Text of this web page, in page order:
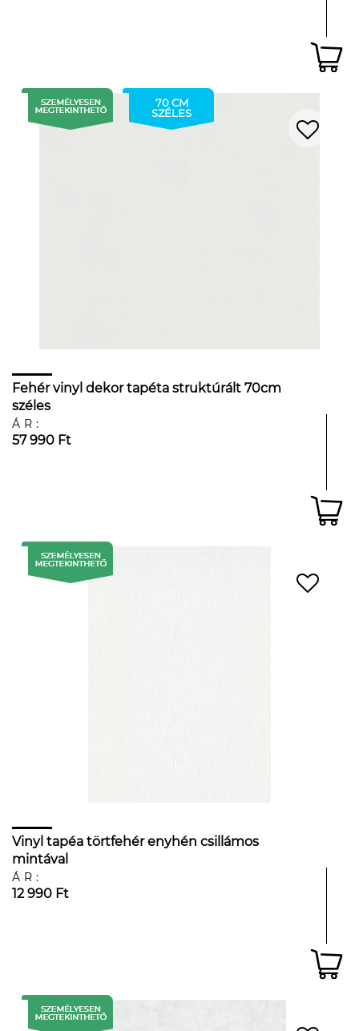
70 CM
SZÉLES
Fehér vinyl dekor tapéta struktúrált 70cm
széles
ÁR:
57 990 Ft
Vinyl tapéa törtfehér enyhén csillámos
mintával
ÁR:
12 990 Ft